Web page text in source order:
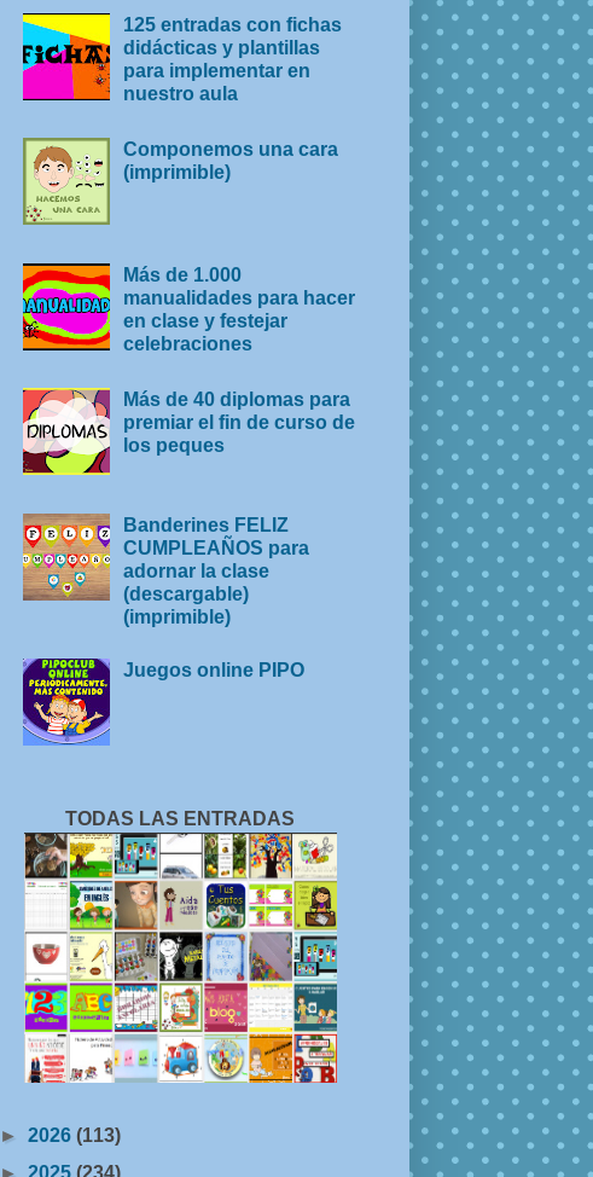
125 entradas con fichas
didácticas y plantillas
para implementar en
nuestro aula
Componemos una cara
(imprimible)
Más de 1.000
manualidades para hacer
en clase y festejar
celebraciones
Más de 40 diplomas para
premiar el fin de curso de
los peques
Banderines FELIZ
CUMPLEAÑOS para
adornar la clase
(descargable)
(imprimible)
Juegos online PIPO
TODAS LAS ENTRADAS
► 2026 (113)